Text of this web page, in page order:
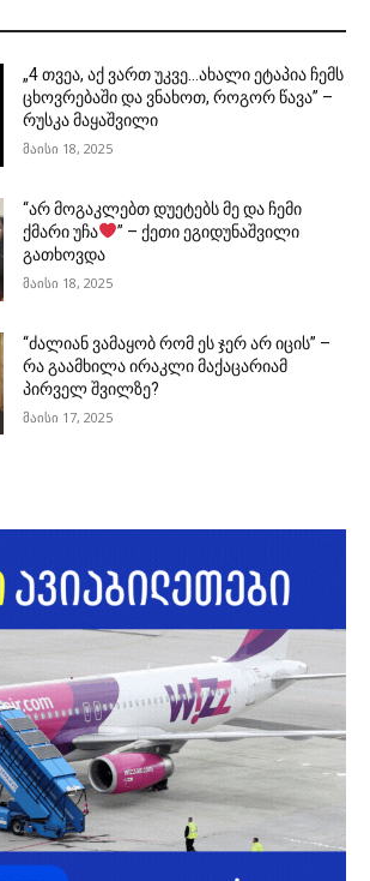
„4 თვეა, აქ ვართ უკვე…ახალი ეტაპია ჩემს
ცხოვრებაში და ვნახოთ, როგორ წავა” –
რუსკა მაყაშვილი
მაისი 18, 2025
“არ მოგაკლებთ დუეტებს მე და ჩემი
ქმარი უჩა
” – ქეთი ეგიდუნაშვილი
გათხოვდა
მაისი 18, 2025
“ძალიან ვამაყობ რომ ეს ჯერ არ იცის” –
რა გაამხილა ირაკლი მაქაცარიამ
პირველ შვილზე?
მაისი 17, 2025